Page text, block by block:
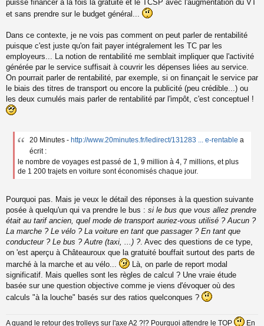
puisse financer à la fois la gratuité et le TCSP avec l'augmentation du VT
et sans prendre sur le budget général...
Dans ce contexte, je ne vois pas comment on peut parler de rentabilité
puisque c'est juste qu'on fait payer intégralement les TC par les
employeurs... La notion de rentabilité me semblait impliquer que l'activité
générée par le service suffisait à couvrir les dépenses liées au service.
On pourrait parler de rentabilité, par exemple, si on finançait le service par
le biais des titres de transport ou encore la publicité (peu crédible...) ou
les deux cumulés mais parler de rentabilité par l'impôt, c'est conceptuel !
20 Minutes - http://www.20minutes.fr/ledirect/131283 ... e-rentable a
écrit :
le nombre de voyages est passé de 1, 9 million à 4, 7 millions, et plus
de 1 200 trajets en voiture sont économisés chaque jour.
Pourquoi pas. Mais je veux le détail des réponses à la question suivante
posée à quelqu'un qui va prendre le bus : si le bus que vous allez prendre
était au tarif ancien, quel mode de transport auriez-vous utilisé ? Aucun ?
La marche ? Le vélo ? La voiture en tant que passager ? En tant que
conducteur ? Le bus ? Autre (taxi, ...) ?. Avec des questions de ce type,
on 'est aperçu à Châteauroux que la gratuité bouffait surtout des parts de
marché à la marche et au vélo...
Là, on parle de report modal
significatif. Mais quelles sont les règles de calcul ? Une vraie étude
basée sur une question objective comme je viens d'évoquer où des
calculs "à la louche" basés sur des ratios quelconques ?
A quand le retour des trolleys sur l'axe A2 ?!? Pourquoi attendre le TOP En